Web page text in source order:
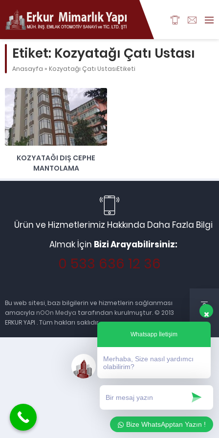
Whatsapp İletişim
Merhaba, Size nasıl yardımcı
olabilirim?
Bize WhatsApptan Yazın !
Etiket: Kozyatağı Çatı Ustası
Anasayfa » Kozyatağı Çatı UstasıEtiketi
KOZYATAĞI DIŞ CEPHE
MANTOLAMA
Ürün ve Hizmetlerimiz Hakkında Daha Fazla Bilgi
Almak İçin Bizi Arayabilirsiniz:
0 533 636 12 36
Bu web sitesi, bazı bilgilerin ve hizmetlerin sağlanması
amacıyla nOOn Medya tarafından kurulmuştur. © 2013
ERKUR YAPI . Tüm hakları saklıdır.